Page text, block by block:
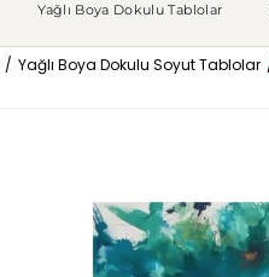
Yağlı Boya Dokulu Tablolar
Yağlı Boya Dokulu Soyut Tablolar